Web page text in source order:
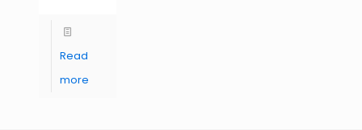
Read
more